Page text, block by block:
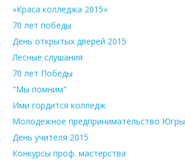
«Краса колледжа 2015»
70 лет победы
День открытых дверей 2015
Лесные слушания
70 лет Победы
"Мы помним"
Ими гордится колледж
Молодежное предпринимательство Югры
День учителя 2015
Конкурсы проф. мастерства